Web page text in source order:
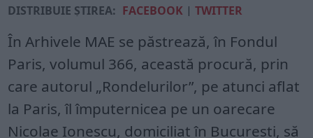
DISTRIBUIE ȘTIREA: FACEBOOK |TWITTER
În Arhivele MAE se păstrează, în Fondul
Paris, volumul 366, această procură, prin
care autorul „Rondelurilor”, pe atunci aflat
la Paris, îl împuternicea pe un oarecare
Nicolae Ionescu, domiciliat în București, să